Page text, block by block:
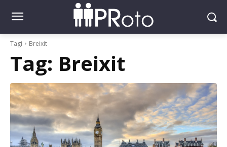
Tagi Breixit
Tag: Breixit